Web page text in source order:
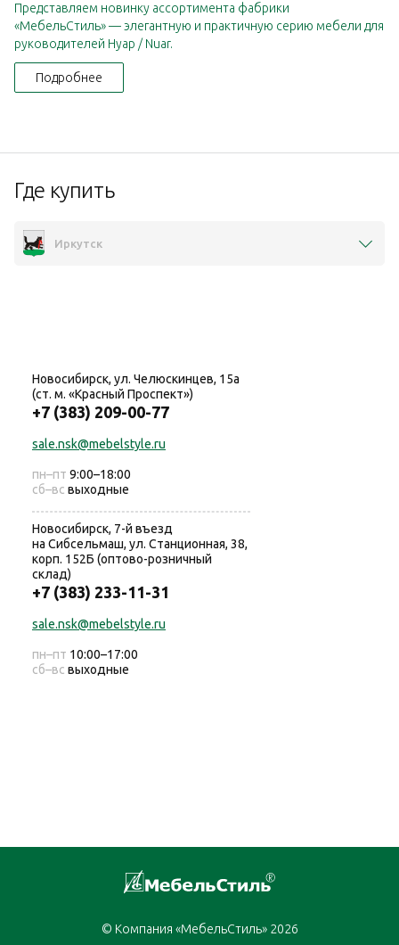
Представляем новинку ассортимента фабрики
«МебельСтиль» — элегантную и практичную серию мебели для
руководителей Нуар / Nuar.
Подробнее
Где купить
Иркутск
Новосибирск, ул. Челюскинцев, 15а
(ст. м. «Красный Проспект»)
+7 (383) 209-00-77
sale.nsk@mebelstyle.ru
пн–пт 9:00–18:00
сб–вс выходные
Новосибирск, 7-й въезд
на Сибсельмаш, ул. Станционная, 38,
корп. 152Б (оптово-розничный
склад)
+7 (383) 233-11-31
sale.nsk@mebelstyle.ru
пн–пт 10:00–17:00
сб–вс выходные
© Компания «МебельСтиль» 2026